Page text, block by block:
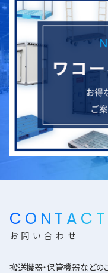
CONTACT
お問い合わせ
搬送機器・保管機器などの